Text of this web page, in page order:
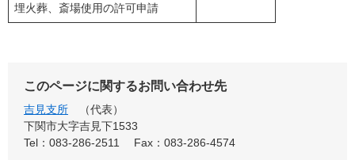
埋火葬、斎場使用の許可申請
このページに関するお問い合わせ先
吉見支所
代表
下関市大字吉見下1533
Tel：083-286-2511
Fax：083-286-4574